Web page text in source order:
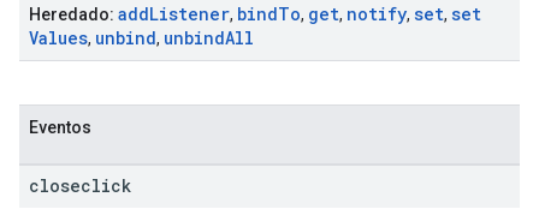
Heredado: addListener, bindTo, get, notify, set, set
Values, unbind, unbindAll
Eventos
closeclick